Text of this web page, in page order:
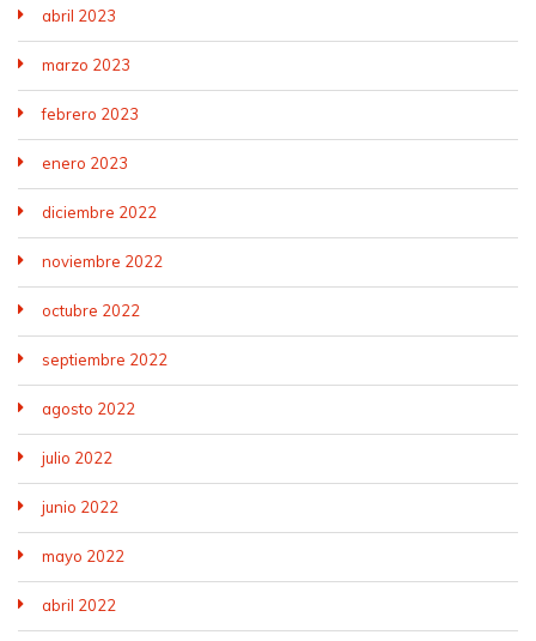
abril 2023
marzo 2023
febrero 2023
enero 2023
diciembre 2022
noviembre 2022
octubre 2022
septiembre 2022
agosto 2022
julio 2022
junio 2022
mayo 2022
abril 2022